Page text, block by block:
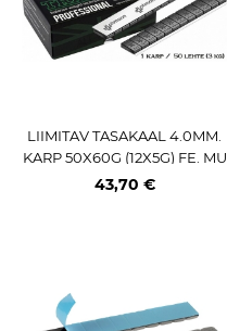
LIIMITAV TASAKAAL 4.0MM.
KARP 50X60G (12X5G) FE. MU
ST PULBERV. LOHMANN / TR
43,70 €